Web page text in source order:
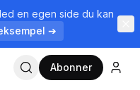
en egen side du kan
➔
Abonner